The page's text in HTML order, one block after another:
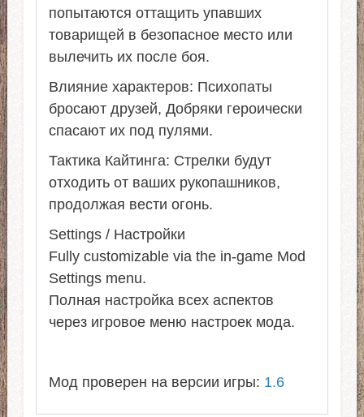
попытаются оттащить упавших
товарищей в безопасное место или
вылечить их после боя.
Влияние характеров: Психопаты
бросают друзей, Добряки героически
спасают их под пулями.
Тактика Кайтинга: Стрелки будут
отходить от ваших рукопашников,
продолжая вести огонь.
Settings / Настройки
Fully customizable via the in-game Mod
Settings menu.
Полная настройка всех аспектов
через игровое меню настроек мода.
Мод проверен на версии игры: 1.6